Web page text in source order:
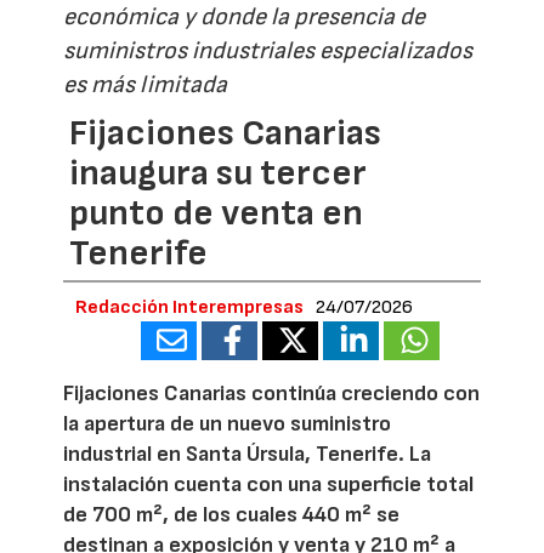
económica y donde la presencia de
suministros industriales especializados
es más limitada
Fijaciones Canarias
inaugura su tercer
punto de venta en
Tenerife
Redacción Interempresas 24/07/2026
Fijaciones Canarias continúa creciendo con
la apertura de un nuevo suministro
industrial en Santa Úrsula, Tenerife. La
instalación cuenta con una superficie total
de 700 m², de los cuales 440 m² se
destinan a exposición y venta y 210 m² a